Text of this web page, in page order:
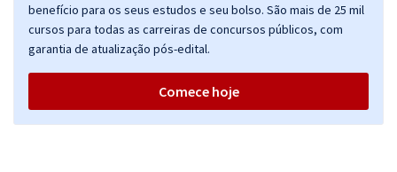
benefício para os seus estudos e seu bolso. São mais de 25 mil
cursos para todas as carreiras de concursos públicos, com
garantia de atualização pós-edital.
Comece hoje